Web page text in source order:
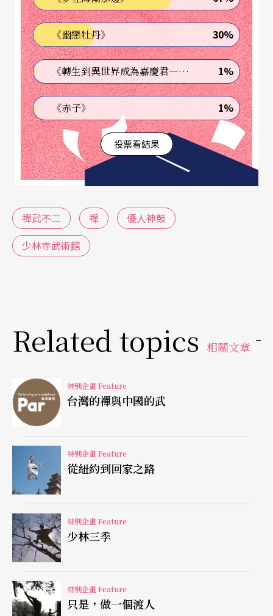
是有其他看法甚至是懷疑的，世界各地的觀眾現在
可以看到的少林功夫表演，在技巧的展示和爆烈的
掌聲之中，人們帶回去什麼?你們曾經想過嗎?
十六年來優人的變化很多，但慢慢地終於穩定地朝
向一個在擊鼓和武術的體驗中追尋生命的道理的方
向，而參禪打坐。優人的山，甚至是一個集藝術和
修行合一的場域，反過來，在禪宗發源地的武術
館，十六年來也辛苦經營，在冰寒雪地中，淬練出
少林功夫在你們身上中於傳承下來了，而此時優人
帶著藝術和禪來到少林寶地，雖然我並不知道未來
中國已到處都有，那麼，「這股力量」是什麼呢?
你一樣都只能在有限的生命中活過，為做自己這一
生最「愛」的事而勇往直前，我相信這正是每一個
用身體「力行」的人的最大的能力。
禪是生活裡的事
禪是什麼?真實說起來我也不懂，那真懂的就是禪師
了。但從祖師們的公案典故中，可以明白的是，禪
至少也是「生活」裡的事。
古時候，有一位弟子跟師父學禪，師父叫他去森林
裡看竹子，他去了三年回來了，一進門就興奮地進
《幽戀牡丹》 30%
《轉生到異世界成為嘉慶君—發現我的祖先是詐騙集團!?》 1%
《赤子》 1%
投票看結果
禪武不二 禪
優人神鼓
少林寺武術館
Related topics 相關文章
特別企畫 Feature
台灣的禪與中國的武
特別企畫 Feature
從紐約到回家之路
特別企畫 Feature
少林三季
特別企畫 Feature
只是，做一個渡人